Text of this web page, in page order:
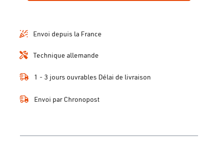
Envoi depuis la France
Technique allemande
1 - 3 jours ouvrables Délai de livraison
Envoi par Chronopost